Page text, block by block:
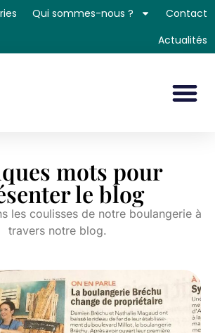
Qui sommes-nous ?
Contact
Actualités
mots pour
le blog
les coulisses de notre boulangerie à
travers notre blog.